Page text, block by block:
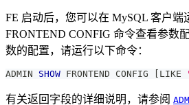
FE 启动后，您可以在 MySQL 客户端
FRONTEND CONFIG 命令查看参数
数的配置，请运行以下命令：
ADMIN SHOW FRONTEND CONFIG [ LIKE
有关返回字段的详细说明，请参阅